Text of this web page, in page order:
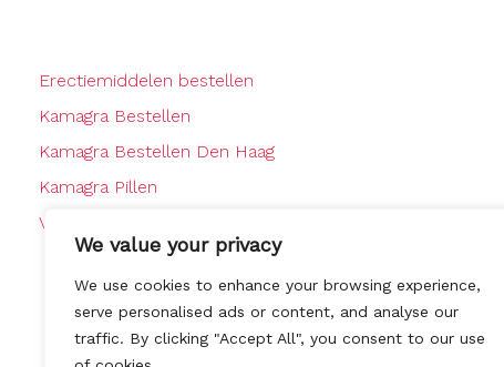
We value your privacy
We use cookies to enhance your browsing experience,
serve personalised ads or content, and analyse our
traffic. By clicking "Accept All", you consent to our use
Erectiemiddelen bestellen
Kamagra Bestellen
Kamagra Bestellen Den Haag
Kamagra Pillen
Viagra Bestellen